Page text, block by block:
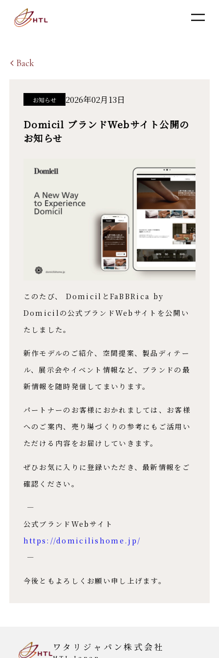
Back
お知らせ 2026年02月13日
Domicil ブランドWebサイト公開の
お知らせ​
このたび、 DomicilとFaBBRica by
Domicilの公式ブランドWebサイトを公開い
たしました。​
新作モデルのご紹介、空間提案、製品ディテー
ル、展示会やイベント情報など、ブランドの最
新情報を随時発信してまいります。​
パートナーのお客様におかれましては、お客様
へのご案内、売り場づくりの参考にもご活用い
ただける内容をお届けしていきます。​
ぜひお気に入りに登録いただき、最新情報をご
確認ください。​
――――――――――​
公式ブランドWebサイト​
https://domicilishome.jp/
――――――――――​
今後ともよろしくお願い申し上げます。
ワタリジャパン株式会社